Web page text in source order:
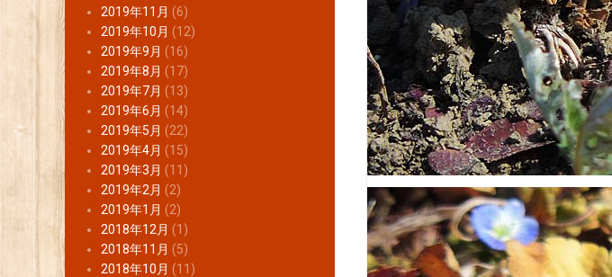
2019年11月 (6)
2019年10月 (12)
2019年9月 (16)
2019年8月 (17)
2019年7月 (13)
2019年6月 (14)
2019年5月 (22)
2019年4月 (15)
2019年3月 (11)
2019年2月 (2)
2019年1月 (2)
2018年12月 (1)
2018年11月 (5)
2018年10月 (11)